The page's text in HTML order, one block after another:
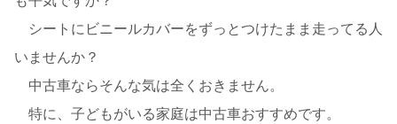
シートにビニールカバーをずっとつけたまま走ってる人
いませんか？
中古車ならそんな気は全くおきません。
特に、子どもがいる家庭は中古車おすすめです。